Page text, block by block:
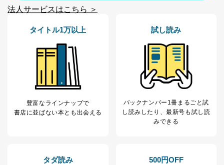
法人サービスはこちら ＞
タイトル1万以上
豊富なラインナップで
書店に並ばない本とも出会える
試し読み
バックナンバー1冊まるごと試
し読み したり、最新号も試し読
みできる
タダ読み 500円OFF